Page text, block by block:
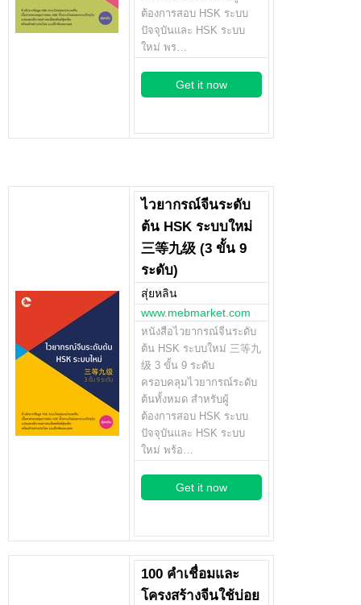
ต้องการสอบ HSK ระบบ
ปัจจุบันและ HSK ระบบ
ใหม่ พร…
Get it now
ไวยากรณ์จีนระดับ
ต้น HSK ระบบใหม่
三等九级 (3 ขั้น 9
ระดับ)
สุ่ยหลิน
www.mebmarket.com
หนังสือไวยากรณ์จีนระดับ
ต้น HSK ระบบใหม่ 三等九
级 3 ขั้น 9 ระดับ
ครอบคลุมไวยากรณ์ระดับ
ต้นทั้งหมด สำหรับผู้
ต้องการสอบ HSK ระบบ
ปัจจุบันและ HSK ระบบ
ใหม่ พร้อ…
Get it now
100 คำเชื่อมและ
โครงสร้างจีนใช้บ่อย